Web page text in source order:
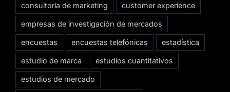
consultoría de marketing customer experience
empresas de investigación de mercados
encuestas encuestas telefónicas estadística
estudio de marca estudios cuantitativos
estudios de mercado